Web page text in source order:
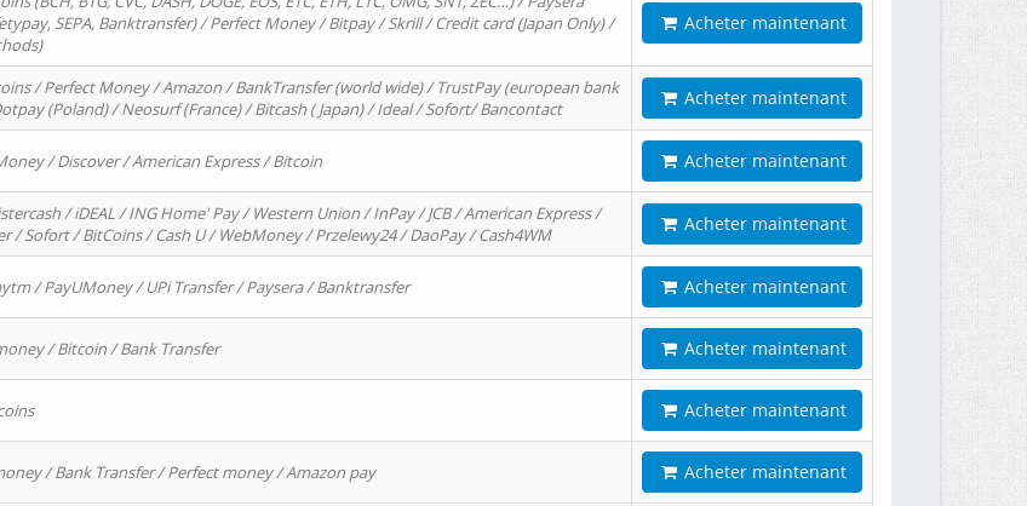
SEPA, Banktransfer) / Perfect Money / Bitpay / Skrill / Credit card (Japan Only) /
Acheter maintenant
/ Perfect Money / Amazon / BankTransfer (world wide) / TrustPay (european bank
(Poland) / Neosurf (France) / Bitcash ( Japan) / Ideal / Sofort/ Bancontact
Acheter maintenant
/ Discover / American Express / Bitcoin Acheter maintenant
/ iDEAL / ING Home' Pay / Western Union / InPay / JCB / American Express /
/ Sofort / BitCoins / Cash U / WebMoney / Przelewy24 / DaoPay / Cash4WM
Acheter maintenant
/ PayUMoney / UPi Transfer / Paysera / Banktransfer Acheter maintenant
/ Bitcoin / Bank Transfer Acheter maintenant
Acheter maintenant
/ Bank Transfer / Perfect money / Amazon pay Acheter maintenant